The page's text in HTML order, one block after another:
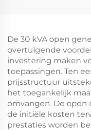
De 30 kVA open
overtuigende
investering maken
toepassingen. Ten
prijsstructuur
het toegankelijk
omvangen. De open
de initiële kosten
prestaties worden